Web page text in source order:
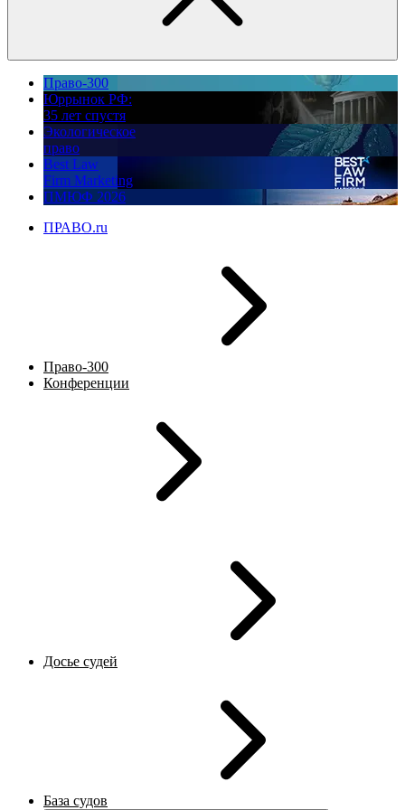
Право-300
Юррынок РФ:
35 лет спустя
Экологическое
право
Best Law
Firm Marketing
ПМЮФ 2026
ПРАВО.ru
Право-300
Конференции
Досье судей
База судов